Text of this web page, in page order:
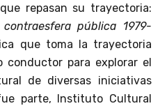
repasan su trayectoria:
pública 1979-
que toma la trayectoria
para explorar el
de diversas iniciativas
parte, Instituto Cultural